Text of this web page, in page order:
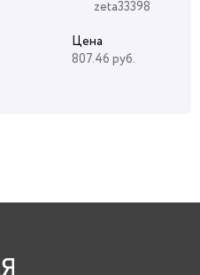
zeta33398
Цена
807.46 руб.